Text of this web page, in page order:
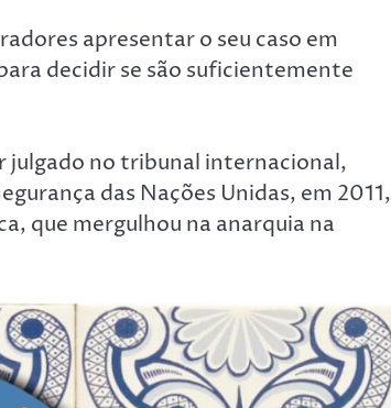
apresentar o seu caso em
decidir se são suficientemente
julgado no tribunal internacional,
das Nações Unidas, em 2011,
que mergulhou na anarquia na